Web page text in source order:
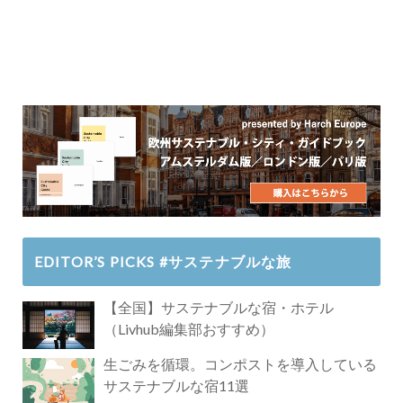
2017/11/29 楽天LIFULL STAYと楽天、民泊・簡易宿所
向けにブランディングと運用代行サービス提供開始
2017/10/25
京都市、簡易宿所許可施設が半年で448件
増加
いて経産省が回答
2017/5/19
魔法学校のような民泊「EXPECTED
INN」博多にオープン
2017/3/10
住宅宿泊事業法案（民泊新法案）閣議決
定
EDITOR’S PICKS #サステナブルな旅
【全国】サステナブルな宿・ホテル
（Livhub編集部おすすめ）
生ごみを循環。コンポストを導入している
サステナブルな宿11選